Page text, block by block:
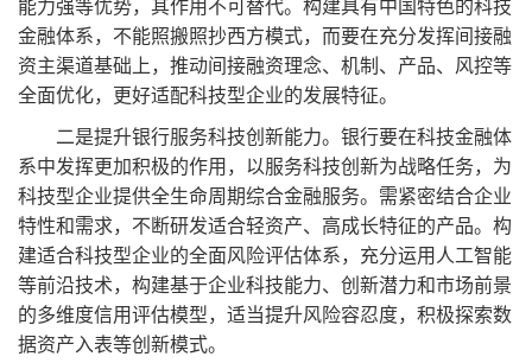
能力强等优势，其作用不可替代。构建具有中国特色的科技
金融体系，不能照搬照抄西方模式，而要在充分发挥间接融
资主渠道基础上，推动间接融资理念、机制、产品、风控等
全面优化，更好适配科技型企业的发展特征。
二是提升银行服务科技创新能力。银行要在科技金融体
系中发挥更加积极的作用，以服务科技创新为战略任务，为
科技型企业提供全生命周期综合金融服务。需紧密结合企业
特性和需求，不断研发适合轻资产、高成长特征的产品。构
建适合科技型企业的全面风险评估体系，充分运用人工智能
等前沿技术，构建基于企业科技能力、创新潜力和市场前景
的多维度信用评估模型，适当提升风险容忍度，积极探索数
据资产入表等创新模式。